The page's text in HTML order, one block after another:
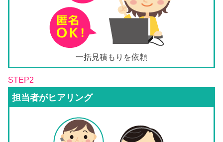
一括見積もりを依頼
STEP2
担当者がヒアリング